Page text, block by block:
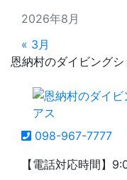
2026年8月
« 3月
恩納村のダイビング
098-967-7777
【電話対応時間】